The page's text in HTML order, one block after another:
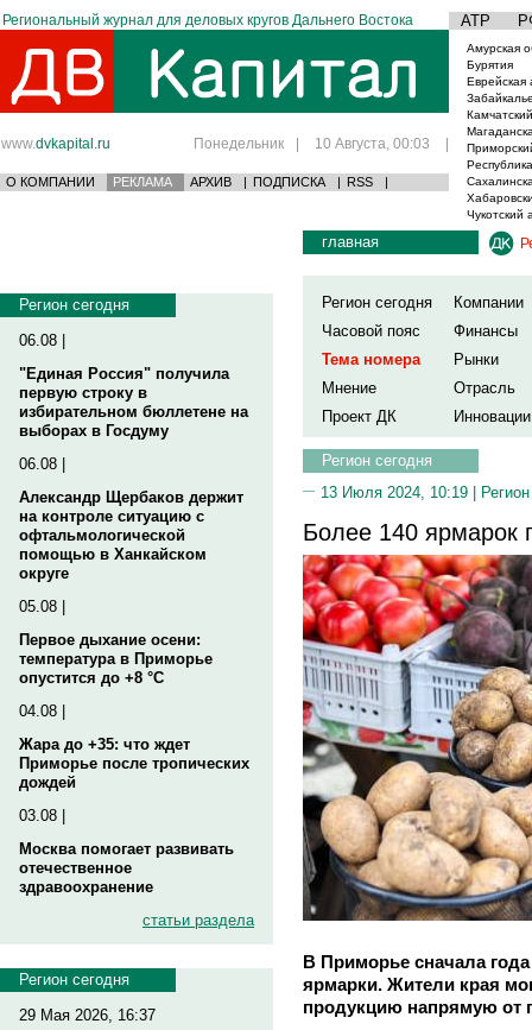
Региональный журнал для деловых кругов Дальнего Востока АТР
www.dvkapital.ru Понедельник | 10 Августа, 00:03 |
О КОМПАНИИ РЕКЛАМА АРХИВ | ПОДПИСКА | RSS |
Амурская
Бурятия
Еврейская
Чукотский
Регион сегодня
06.08 |
"Единая Россия" получила
первую строку в
избирательном бюллетене на
выборах в Госдуму
06.08 |
Александр Щербаков держит
на контроле ситуацию с
офтальмологической
помощью в Ханкайском
округе
05.08 |
Первое дыхание осени:
температура в Приморье
опустится до +8 °C
04.08 |
Жара до +35: что ждет
Приморье после тропических
дождей
03.08 |
Москва помогает развивать
отечественное
здравоохранение
статьи раздела
Регион сегодня
29 Мая 2026, 16:37
главная
Регион сегодня
Компании
Часовой пояс
Финансы
Тема номера
Рынки
Мнение
Отрасль
Проект ДК
Инновации
Регион сегодня
13 Июля 2024, 10:19 |
Более 140
В Приморье сначала
ярмарки. Жители края
продукцию напрямую от